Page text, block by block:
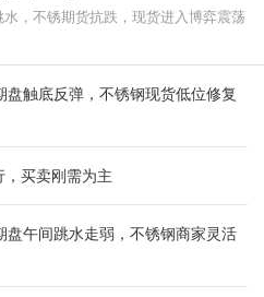
，不锈期货抗跌，现货进入博弈震荡
触底反弹，不锈钢现货低位修复
，买卖刚需为主
午间跳水走弱，不锈钢商家灵活